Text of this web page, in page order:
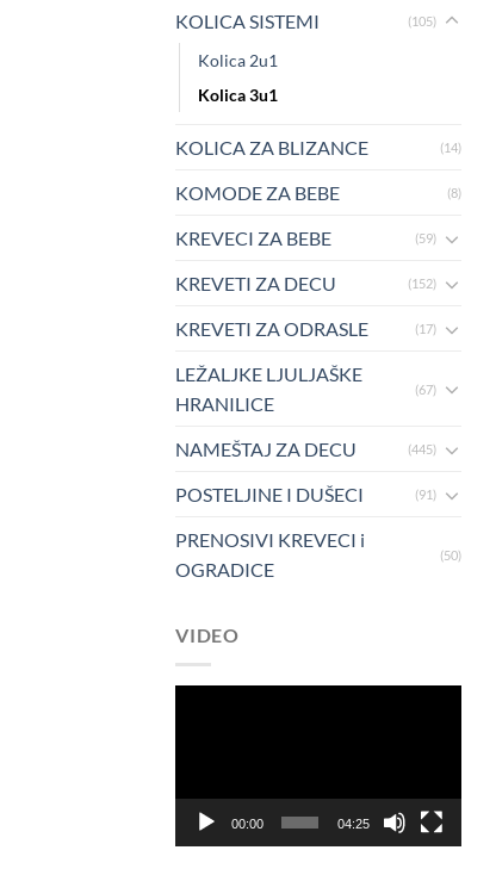
KOLICA SISTEMI (105)
Kolica 2u1
Kolica 3u1
KOLICA ZA BLIZANCE (14)
KOMODE ZA BEBE (8)
KREVECI ZA BEBE (59)
KREVETI ZA DECU (152)
KREVETI ZA ODRASLE (17)
LEŽALJKE LJULJAŠKE
HRANILICE
(67)
NAMEŠTAJ ZA DECU (445)
POSTELJINE I DUŠECI (91)
PRENOSIVI KREVECI i
OGRADICE
(50)
VIDEO
00:00 04:25